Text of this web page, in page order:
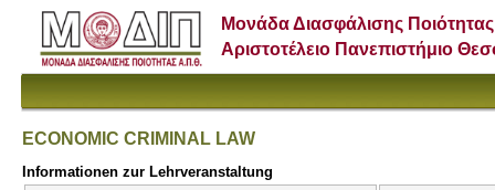
Μονάδα Διασφάλισης Ποιότητας
Αριστοτέλειο Πανεπιστήμιο
ECONOMIC CRIMINAL LAW
Informationen zur Lehrveranstaltung